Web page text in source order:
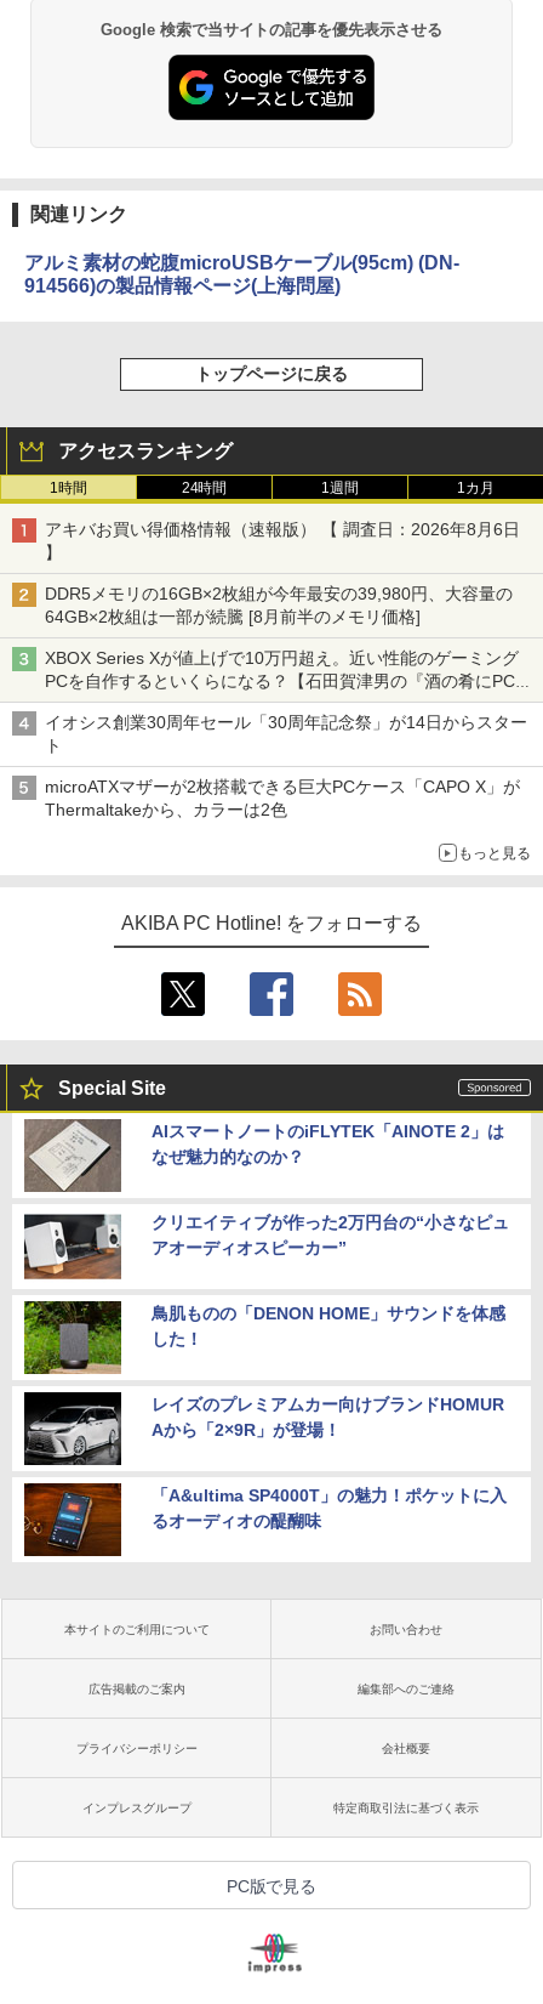
Google 検索で当サイトの記事を優先表示させる
関連リンク
アルミ素材の蛇腹microUSBケーブル(95cm) (DN-
914566)の製品情報ページ(上海問屋)
トップページに戻る
アクセスランキング
1時間 24時間 1週間 1カ月
アキバお買い得価格情報（速報版） 【 調査日：2026年8月6日
】
DDR5メモリの16GB×2枚組が今年最安の39,980円、大容量の
64GB×2枚組は一部が続騰 [8月前半のメモリ価格]
XBOX Series Xが値上げで10万円超え。近い性能のゲーミング
PCを自作するといくらになる？【石田賀津男の『酒の肴にPCゲ
ーム』】
イオシス創業30周年セール「30周年記念祭」が14日からスター
ト
microATXマザーが2枚搭載できる巨大PCケース「CAPO X」が
Thermaltakeから、カラーは2色
もっと見る
AKIBA PC Hotline! をフォローする
Special Site
AIスマートノートのiFLYTEK「AINOTE 2」は
なぜ魅力的なのか？
クリエイティブが作った2万円台の“小さなピュ
アオーディオスピーカー”
鳥肌ものの「DENON HOME」サウンドを体感
した！
レイズのプレミアムカー向けブランドHOMUR
Aから「2×9R」が登場！
「A&ultima SP4000T」の魅力！ポケットに入
るオーディオの醍醐味
本サイトのご利用について お問い合わせ
広告掲載のご案内 編集部へのご連絡
プライバシーポリシー 会社概要
インプレスグループ 特定商取引法に基づく表示
PC版で見る